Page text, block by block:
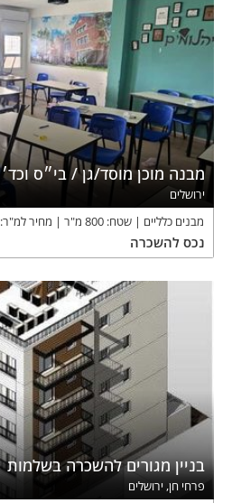
מבנה מוכן מוסד/גן / בי״ס וכד׳
ירושלים
מבנים כלליים
שטח: 800 מ"ר מחיר למ"ר:
נכס להשכרה
בניין מגורים להשכרה בשלמות
פרחי חן, ירושלים